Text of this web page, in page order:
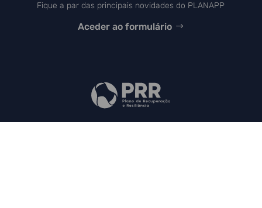
Fique a par das principais novidades do PLANAPP
Aceder ao formulário